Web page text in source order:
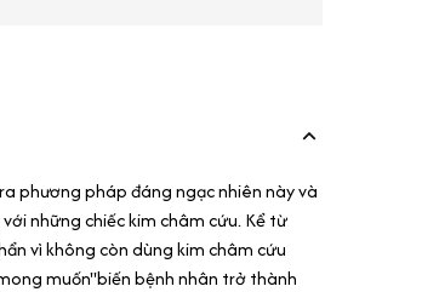
phương pháp đáng ngạc nhiên này và
những chiếc kim châm cứu. Kể từ
vì không còn dùng kim châm cứu
muốn"biến bệnh nhân trở thành